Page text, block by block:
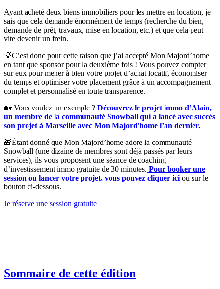
Ayant acheté deux biens immobiliers pour les mettre en location, je
sais que cela demande énormément de temps (recherche du bien,
demande de prêt, travaux, mise en location, etc.) et que cela peut
vite devenir un frein.
💡C’est donc pour cette raison que j’ai accepté Mon Majord’home
en tant que sponsor pour la deuxième fois ! Vous pouvez compter
sur eux pour mener à bien votre projet d’achat locatif, économiser
du temps et optimiser votre placement grâce à un accompagnement
complet et personnalisé en toute transparence.
🏡 Vous voulez un exemple ? Découvrez le projet immo d’Alain,
un membre de la communauté Snowball qui a lancé avec succès
son projet à Marseille avec Mon Majord'home l’an dernier.
🎁Étant donné que Mon Majord’home adore la communauté
Snowball (une dizaine de membres sont déjà passés par leurs
services), ils vous proposent une séance de coaching
d’investissement immo gratuite de 30 minutes. Pour booker une
session ou lancer votre projet, vous pouvez cliquer ici ou sur le
bouton ci-dessous.
Je réserve une session gratuite
Sommaire de cette édition